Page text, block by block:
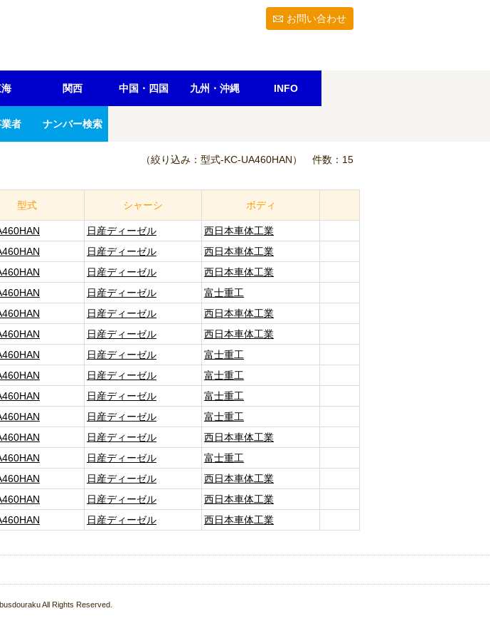
お問い合わせ
関西 中国・四国 九州・沖縄 INFO
者 ナンバー検索
（絞り込み：型式-KC-UA460HAN） 件数：15
型式 シャーシ ボディ
日産ディーゼル
西日本車体工業
日産ディーゼル
西日本車体工業
日産ディーゼル
西日本車体工業
日産ディーゼル
富士重工
日産ディーゼル
西日本車体工業
日産ディーゼル
西日本車体工業
日産ディーゼル
富士重工
日産ディーゼル
富士重工
日産ディーゼル
富士重工
日産ディーゼル
富士重工
日産ディーゼル
西日本車体工業
日産ディーゼル
富士重工
日産ディーゼル
西日本車体工業
日産ディーゼル
西日本車体工業
日産ディーゼル 西日本車体工業
All Rights Reserved.